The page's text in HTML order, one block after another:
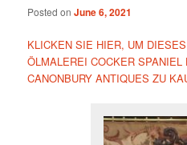
Posted onJune 6, 2021
KLICKEN SIE HIER, UM
ÖLMALEREI COCKER
CANONBURY ANTIQUES ZU